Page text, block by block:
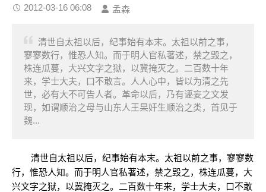
2012-03-16 06:08 孟森
清世自太祖以后，纪事始有本末。太祖以前之事，
寥寥数行，惟恐人知。而于明人官私著述，禁之毁之，
株连瓜蔓，大兴文字之狱，以冀掩灭之。二百数十年
来，学士大夫，口不敢言。人人心中，皆以为清之先
世，必有大不可告人者。革命以后，乃有诬妄之文发
现，如谓顺治之母与山东人王杲奸生顺治之类，首见于
魏...
清世自太祖以后，纪事始有本末。太祖以前之事，寥寥数
行，惟恐人知。而于明人官私著述，禁之毁之，株连瓜蔓，大
兴文字之狱，以冀掩灭之。二百数十年来，学士大夫，口不敢